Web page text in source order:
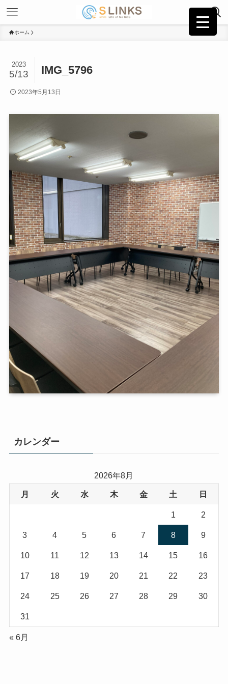
ホーム
IMG_5796
2023
5/13
2023年5月13日
カレンダー
2026年8月
月 火 水 木 金 土 日
1 2
3 4 5 6 7 8 9
10 11 12 13 14 15 16
17 18 19 20 21 22 23
24 25 26 27 28 29 30
31
« 6月